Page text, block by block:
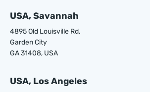
USA, Savannah
4895 Old Louisville Rd.
Garden City
GA 31408, USA
USA, Los Angeles